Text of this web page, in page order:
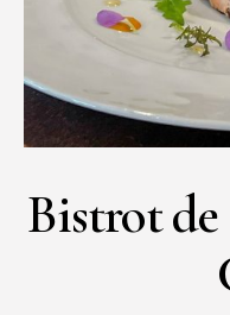
Bistrot